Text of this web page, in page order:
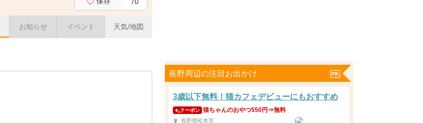
お知らせ イベント 天気/地図
長野周辺の注目お出かけ
3歳以下無料！猫カフェデビューにもおすすめ
クーポン 猫ちゃんのおやつ550円⇒無料
長野県松本市